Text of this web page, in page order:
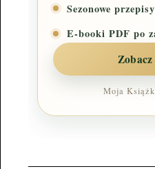
Sezonowe przepisy
E-booki PDF po
Moja